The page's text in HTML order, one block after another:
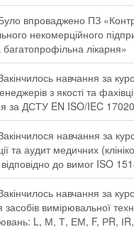
впроваджено ПЗ
некомерційного
багатопрофільна лікарня»
навчання за
з якості та
за ДСТУ EN ISO/IEC
навчання за
та аудит медичних
до вимог ISO
навчання за
засобів вимірювальної
L, М, Т, ЕМ, F, РR,